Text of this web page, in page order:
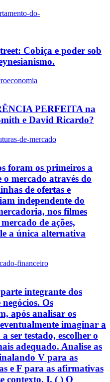
do-
Cobiça e poder sob
PERFEITA na
e David Ricardo?
de-mercado
foram os primeiros a
mercado através do
de ofertas e
independente do
nos filmes
de ações,
a única alternativa
financeiro
integrante dos
Os
após analisar os
imaginar a
ser testado, escolher o
adequado. Analise as
V para as
e F para as afirmativas
contexto. I. ( ) O